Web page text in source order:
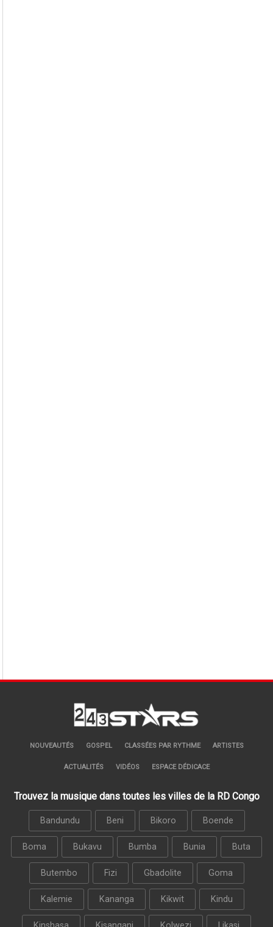
NOUVEAUTÉS GOSPEL CLASSÉES PAR RYTHME ARTISTES
ACTUALITÉS VIDÉOS ESPACE DÉDICACE
Trouvez la musique dans toutes les villes de la RD Congo
Bandundu Beni Bikoro Boende
Boma Bukavu Bumba Bunia Buta
Butembo Fizi Gbadolite Goma
Kalemie Kananga Kikwit Kindu